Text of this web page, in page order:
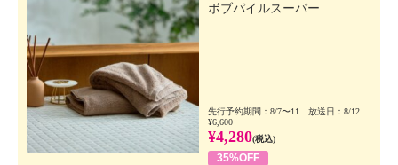
ボブパイルスーパー...
先行予約期間：8/7〜11 放送日：8/12
¥6,600
¥4,280(税込)
35%OFF